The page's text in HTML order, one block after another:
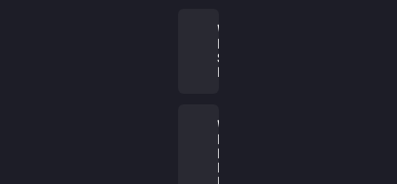
WIE KANN
ICH IM WEB
SHOP
EINKAUFEN?
WAS TUN
BEI
PROBLEMEN
MIT MEINEM